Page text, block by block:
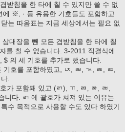
받침을 한 타에 칠 수 있지만 쓸 수 없
에 ※, · 등 유용한 기호들도 포함하고
는 따옴표는 지금 세상에서는 필요 없
대장을 뺀 모든 겹받침을 한 타에 칠
를 칠 수 없습니다. 3-2011 직결식에
의 세 기호를 추가로 뺐습니다.
호를 포함하였고, ㄵ, ㄼ, ㄳ, ㄾ, ㄿ,
.
가 포함돼 있고 (ㄺ), ㄲ, ㄻ, ㅀ, ㄼ,
니다. ㄺ 에 괄호가 쳐져 있는 이유는
수 목적으로 사용할 수도 있다 하였기